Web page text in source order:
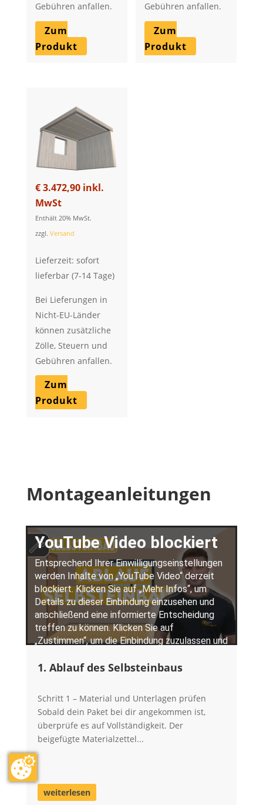
Gebühren anfallen.
Zum
Produkt
Gebühren anfallen.
Zum
Produkt
€3.472,90 inkl.
MwSt
Enthält 20% MwSt.
zzgl. Versand
Lieferzeit: sofort
lieferbar (7-14 Tage)
Bei Lieferungen in
Nicht-EU-Länder
können zusätzliche
Zölle, Steuern und
Gebühren anfallen.
Zum
Produkt
Montageanleitungen
1. Ablauf des Selbsteinbaus
Schritt 1 – Material und Unterlagen prüfen
Sobald dein Paket bei dir angekommen ist,
überprüfe es auf Vollständigkeit. Der
beigefügte Materialzettel...
weiterlesen